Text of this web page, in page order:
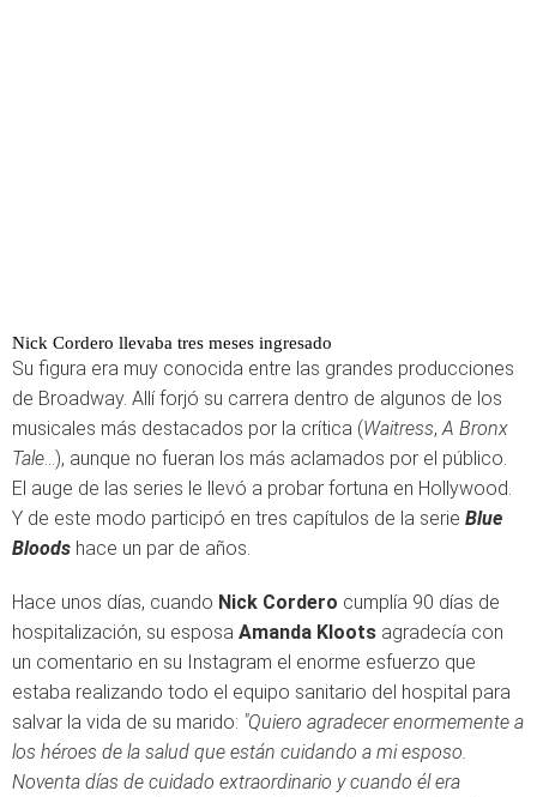
Nick Cordero llevaba tres meses ingresado
Su figura era muy conocida entre las grandes producciones
de Broadway. Allí forjó su carrera dentro de algunos de los
musicales más destacados por la crítica (Waitress,A Bronx
Tale...), aunque no fueran los más aclamados por el público.
El auge de las series le llevó a probar fortuna en Hollywood.
Y de este modo participó en tres capítulos de la serie Blue
Bloods hace un par de años.
Hace unos días, cuando Nick Cordero cumplía 90 días de
hospitalización, su esposa Amanda Kloots agradecía con
un comentario en su Instagram el enorme esfuerzo que
estaba realizando todo el equipo sanitario del hospital para
salvar la vida de su marido: "Quiero agradecer enormemente a
los héroes de la salud que están cuidando a mi esposo.
Noventa días de cuidado extraordinario y cuando él era